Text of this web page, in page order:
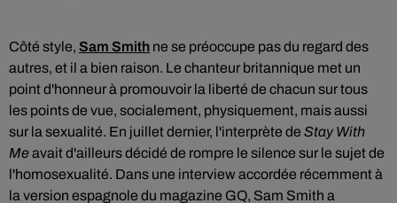
Côté style, Sam Smith ne se préoccupe pas du regard des
autres, et il a bien raison. Le chanteur britannique met un
point d'honneur à promouvoir la liberté de chacun sur tous
les points de vue, socialement, physiquement, mais aussi
sur la sexualité. En juillet dernier, l'interprète de Stay With
Meavait d'ailleurs décidé de rompre le silence sur le sujet de
l'homosexualité. Dans une interview accordée récemment à
la version espagnole du magazine GQ, Sam Smith a